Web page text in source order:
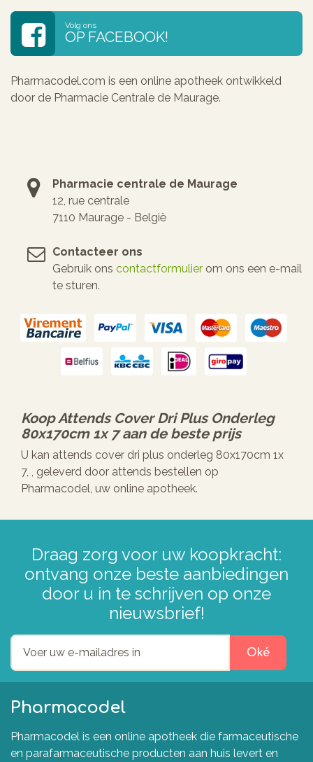
Volg ons
OP FACEBOOK!
Pharmacodel.com is een online apotheek ontwikkeld
door de Pharmacie Centrale de Maurage.
Pharmacie centrale de Maurage
12, rue centrale
7110 Maurage - België
Contacteer ons
Gebruik ons contactformulier om ons een e-mail
te sturen.
KoopAttends Cover Dri Plus Onderleg
80x170cm 1x 7aan de beste prijs
U kan attends cover dri plus onderleg 80x170cm 1x
7, , geleverd door attends bestellen op
Pharmacodel, uw online apotheek.
Draag zorg voor uw koopkracht:
ontvang onze beste aanbiedingen
door u in te schrijven op onze
nieuwsbrief!
Oké
Pharmacodel
Pharmacodel is een online apotheek die farmaceutische
en parafarmaceutische producten aan huis levert en